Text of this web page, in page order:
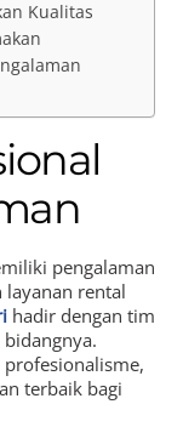
Kualitas
pengalaman
layanan rental
hadir dengan tim
terbaik bagi